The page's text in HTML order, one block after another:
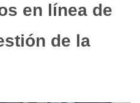
en línea de
de la